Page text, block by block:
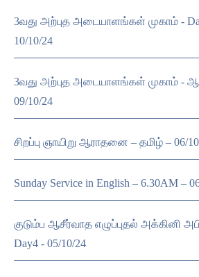
3வது அற்புத அடையாளங்கள் முகாம் -
10/10/24
3வது அற்புத அடையாளங்கள் முகாம் -
09/10/24
சிறப்பு ஞாயிறு ஆராதனை – தமிழ் – 06/
Sunday Service in English – 6.30AM –
குடும்ப ஆசீர்வாத எழுப்புதல் அக்கினி
Day4 - 05/10/24